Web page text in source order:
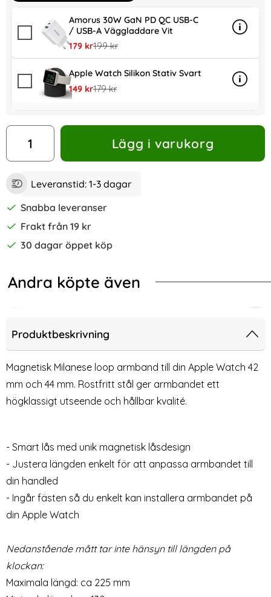
Amorus 30W GaN PD QC USB-C
/ USB-A Väggladdare Vit
rea pris
179 krtidigare pris
199 kr
Info
mer
Apple Watch Silikon Stativ Svart
rea pris
149 krtidigare pris
179 kr Info
mer
antal
Lägg i varukorg
Leveranstid: 1-3 dagar
Snabba leveranser
Frakt från 19 kr
30 dagar öppet köp
Andra köpte även
45/46/49 mm Svart
Apple Watch 42/44/45/46/49 mm Svart
Milanese Loop Metall
42/44/45/46/49 mm Guld
Art. nr 6925
rea pris
199 kr tidigare pris
299 kr
Lagervara
Metall Armband Apple Watch 42/44/45/46/49 mm
Milanese Loop Metall Armband
Ljus Rosa
Art. nr 12953
Produktbeskrivning
Magnetisk Milanese loop armband till din Apple Watch 42
mm och 44 mm. Rostfritt stål ger armbandet ett
högklassigt utseende och hållbar kvalité.
- Smart lås med unik magnetisk låsdesign
- Justera längden enkelt för att anpassa armbandet till
din handled
- Ingår fästen så du enkelt kan installera armbandet på
din Apple Watch
Nedanstående mått tar inte hänsyn till längden på
klockan:
Maximala längd: ca 225 mm